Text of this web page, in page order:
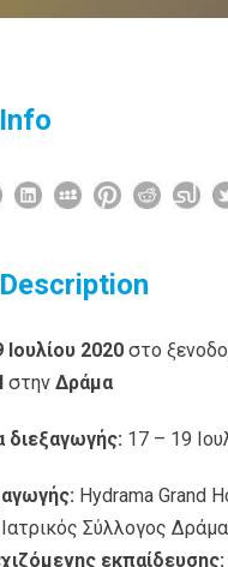
Ιουλίου 2020 στο
στην Δράμα
διεξαγωγής: 17 – 19
Hydrama Grand
Ιατρικός Σύλλογος
εκπαίδευσης: